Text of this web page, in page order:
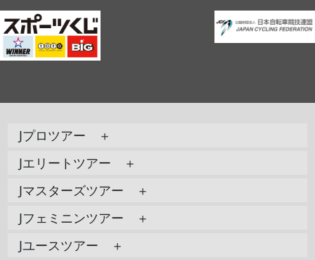
Jプロツアー ＋
Jエリートツアー ＋
Jマスターズツアー ＋
Jフェミニンツアー ＋
Jユースツアー ＋